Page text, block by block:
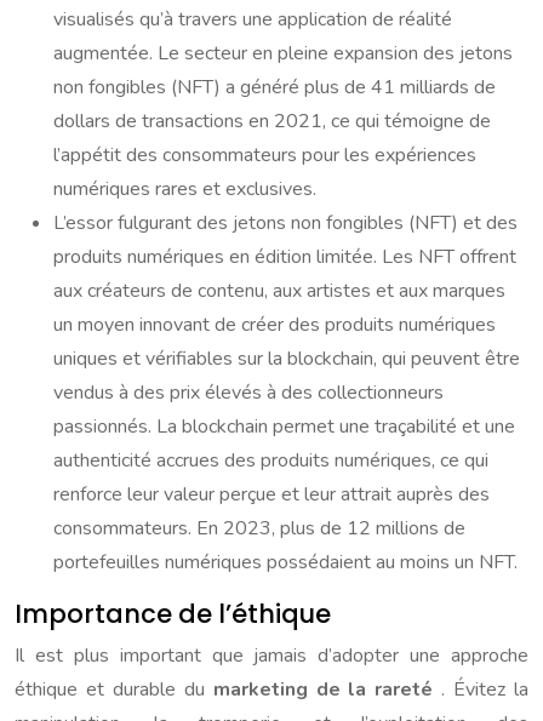
visualisés qu’à travers une application de réalité
augmentée. Le secteur en pleine expansion des jetons
non fongibles (NFT) a généré plus de 41 milliards de
dollars de transactions en 2021, ce qui témoigne de
l’appétit des consommateurs pour les expériences
numériques rares et exclusives.
L’essor fulgurant des jetons non fongibles (NFT) et des
produits numériques en édition limitée. Les NFT offrent
aux créateurs de contenu, aux artistes et aux marques
un moyen innovant de créer des produits numériques
uniques et vérifiables sur la blockchain, qui peuvent être
vendus à des prix élevés à des collectionneurs
passionnés. La blockchain permet une traçabilité et une
authenticité accrues des produits numériques, ce qui
renforce leur valeur perçue et leur attrait auprès des
consommateurs. En 2023, plus de 12 millions de
portefeuilles numériques possédaient au moins un NFT.
Importance de l’éthique
Il est plus important que jamais d’adopter une approche
éthique et durable du marketing de la rareté . Évitez la